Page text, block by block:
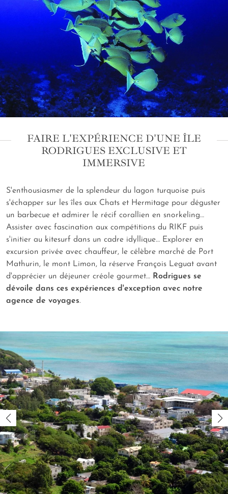
FAIRE L'EXPÉRIENCE D'UNE ÎLE
RODRIGUES EXCLUSIVE ET
IMMERSIVE
S'enthousiasmer de la splendeur du lagon turquoise puis
s'échapper sur les îles aux Chats et Hermitage pour déguster
un barbecue et admirer le récif corallien en snorkeling…
Assister avec fascination aux compétitions du RIKF puis
s'initier au kitesurf dans un cadre idyllique… Explorer en
excursion privée avec chauffeur, le célèbre marché de Port
Mathurin, le mont Limon, la réserve François Leguat avant
d'apprécier un déjeuner créole gourmet… Rodrigues se
dévoile dans ces expériences d'exception avec notre
agence de voyages.